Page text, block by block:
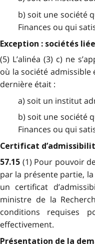
b) soit une société
Finances ou qui
Exception : sociétés
(5) L’alinéa (3) c) ne
où la société
dernière était :
a) soit un institut
b) soit une société
Finances ou qui
Certificat
57.15 (1) Pour pouvoir
par la présente partie,
un certificat
ministre de la
conditions requises
effectivement.
Présentation de la